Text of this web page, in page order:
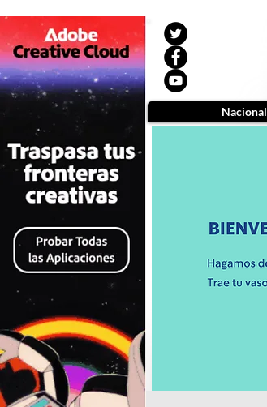
Nacional